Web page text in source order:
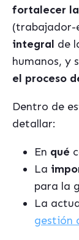
fortalecer
(trabajador-
integral de
humanos, y
el proceso
Dentro de
detallar:
En qué
La
para la
La
gestión